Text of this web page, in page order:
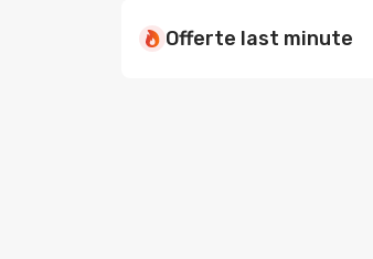
Offerte last minute